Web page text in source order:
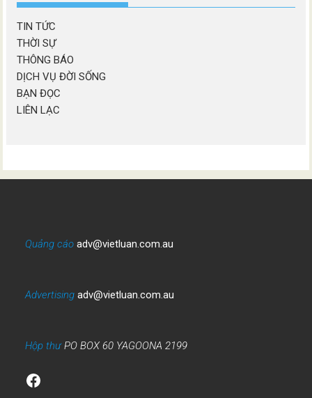
TIN TỨC
THỜI SỰ
THÔNG BÁO
DỊCH VỤ ĐỜI SỐNG
BẠN ĐỌC
LIÊN LẠC
Quảng cáo adv@vietluan.com.au
Advertising adv@vietluan.com.au
Hộp thưPO BOX 60 YAGOONA 2199
Facebook